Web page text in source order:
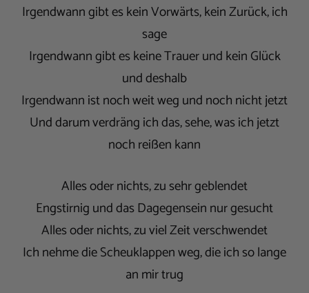
Irgendwann gibt es kein Vorwärts, kein Zurück, ich
sage
Irgendwann gibt es keine Trauer und kein Glück
und deshalb
Irgendwann ist noch weit weg und noch nicht jetzt
Und darum verdräng ich das, sehe, was ich jetzt
noch reißen kann
Alles oder nichts, zu sehr geblendet
Engstirnig und das Dagegensein nur gesucht
Alles oder nichts, zu viel Zeit verschwendet
Ich nehme die Scheuklappen weg, die ich so lange
an mir trug